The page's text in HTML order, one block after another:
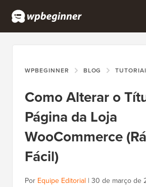
WPBEGINNER BLOG
Como Alterar o
Página da Loja
WooCommerce
Fácil)
Por Equipe Editorial | 30 de março de